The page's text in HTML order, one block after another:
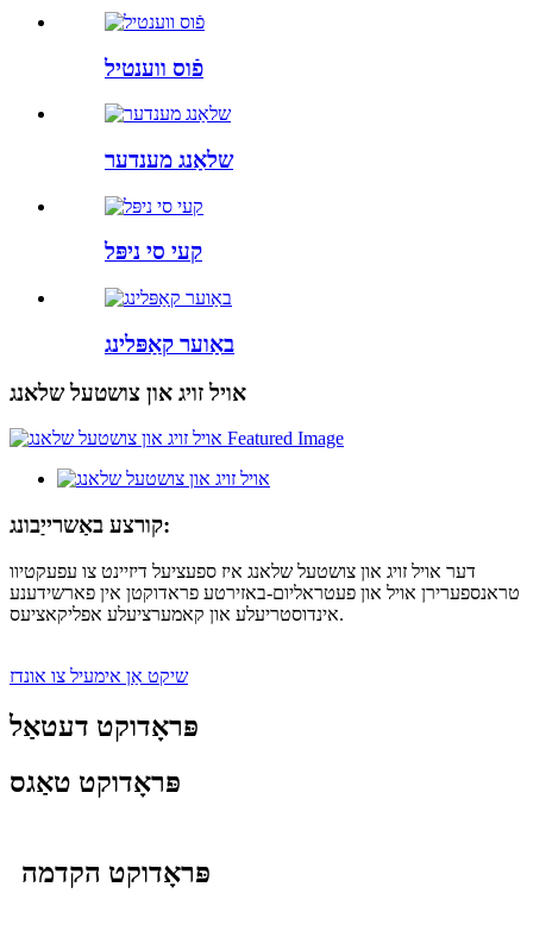
פֿוס ווענטיל
שלאַנג מענדער
קעי סי ניפּל
באַוער קאַפּלינג
אויל זויג און צושטעל שלאנג
קורצע באַשרייַבונג:
דער אויל זויג און צושטעל שלאנג איז ספעציעל דיזיינט צו עפעקטיוו
טראנספערירן אויל און פעטראליום-באזירטע פראדוקטן אין פארשידענע
אינדוסטריעלע און קאמערציעלע אפליקאציעס.
שיקט אַן אימעיל צו אונדז
פּראָדוקט דעטאַל
פּראָדוקט טאַגס
פּראָדוקט הקדמה